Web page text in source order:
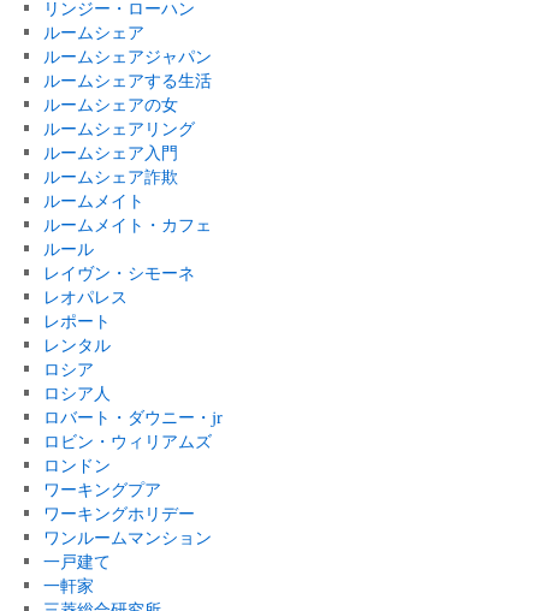
リンジー・ローハン
ルームシェア
ルームシェアジャパン
ルームシェアする生活
ルームシェアの女
ルームシェアリング
ルームシェア入門
ルームシェア詐欺
ルームメイト
ルームメイト・カフェ
ルール
レイヴン・シモーネ
レオパレス
レポート
レンタル
ロシア
ロシア人
ロバート・ダウニー・jr
ロビン・ウィリアムズ
ロンドン
ワーキングプア
ワーキングホリデー
ワンルームマンション
一戸建て
一軒家